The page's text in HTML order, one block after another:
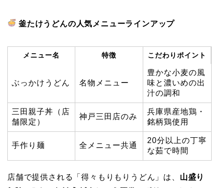
釜たけうどんの人気メニューラインアップ
メニュー名 特徴 こだわりポイント
ぶっかけうどん 名物メニュー
豊かな小麦の風
味と濃いめの出
汁の調和
三田親子丼（店
舗限定）
神戸三田店のみ
兵庫県産地鶏・
銘柄鶏使用
手作り麺 全メニュー共通
20分以上の丁寧
な茹で時間
店舗で提供される「得々もりもりうどん」は、 山盛り